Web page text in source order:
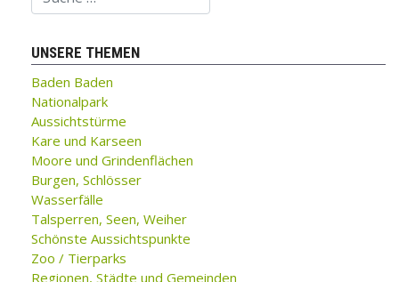
UNSERE THEMEN
Baden Baden
Nationalpark
Aussichtstürme
Kare und Karseen
Moore und Grindenflächen
Burgen, Schlösser
Wasserfälle
Talsperren, Seen, Weiher
Schönste Aussichtspunkte
Zoo / Tierparks
Regionen, Städte und Gemeinden